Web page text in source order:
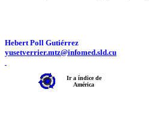
HebertPoll Gutiérrez
yusetverrier.mtz@infomed.sld.cu
Ir a índice de
América